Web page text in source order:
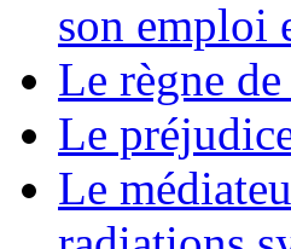
son emploi
Le règne
Le
Le